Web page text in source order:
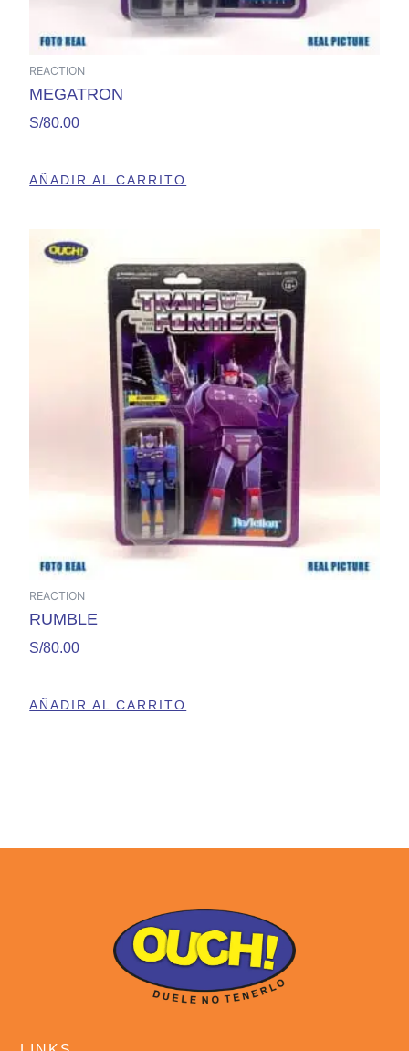
REACTION
MEGATRON
S/80.00
AÑADIR AL CARRITO
REACTION
RUMBLE
S/80.00
AÑADIR AL CARRITO